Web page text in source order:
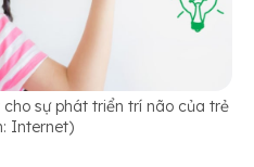
sự phát triển trí não của trẻ
Internet)